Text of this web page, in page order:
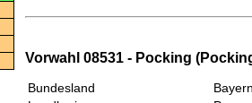
Vorwahl 08531 - Pocking
Bundesland